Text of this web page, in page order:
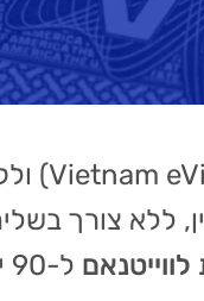
ללא צורך
ל-90 ימים.